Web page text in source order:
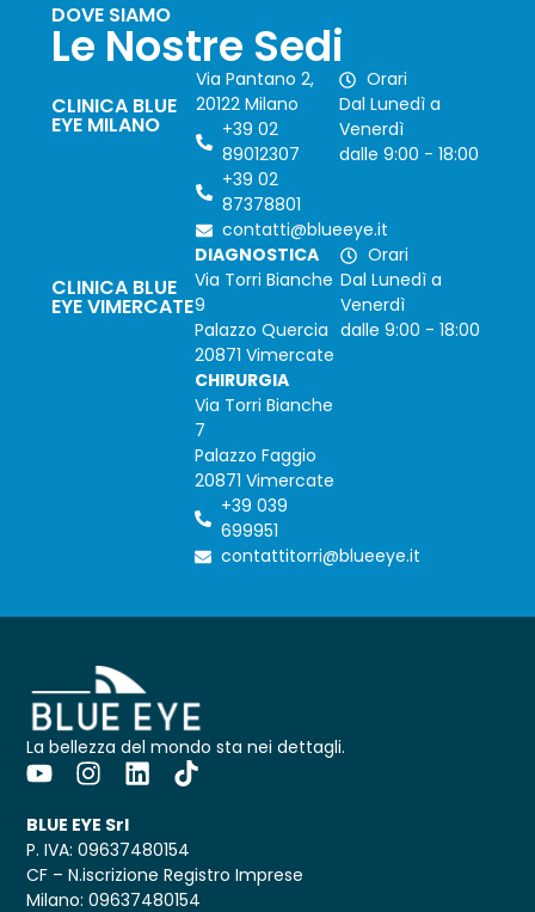
DOVE SIAMO
Le Nostre Sedi
CLINICA BLUE
EYE MILANO
Via Pantano 2,
20122 Milano
+39 02
89012307
+39 02
87378801
contatti@blueeye.it
Orari
Dal Lunedì a
Venerdì
dalle 9:00 - 18:00
CLINICA BLUE
EYE VIMERCATE
DIAGNOSTICA
Via Torri Bianche
9
Palazzo Quercia
20871 Vimercate
CHIRURGIA
Via Torri Bianche
7
Palazzo Faggio
20871 Vimercate
+39 039
699951
contattitorri@blueeye.it
Orari
Dal Lunedì a
Venerdì
dalle 9:00 - 18:00
La bellezza del mondo sta nei dettagli.
BLUE EYE Srl
P. IVA: 09637480154
CF – N.iscrizione Registro Imprese
Milano: 09637480154